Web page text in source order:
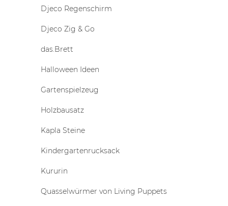
Djeco Regenschirm
Djeco Zig & Go
das.Brett
Halloween Ideen
Gartenspielzeug
Holzbausatz
Kapla Steine
Kindergartenrucksack
Kururin
Quasselwürmer von Living Puppets